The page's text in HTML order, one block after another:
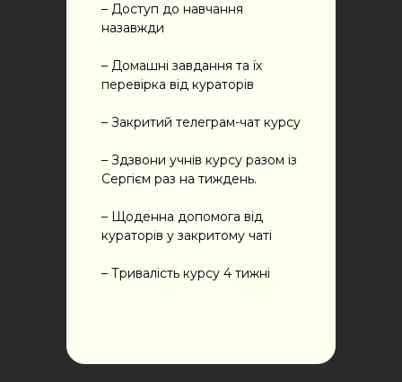
– Доступ до навчання
назавжди
– Домашні завдання та їх
перевірка від кураторів
– Закритий телеграм-чат курсу
– Здзвони учнів курсу разом із
Сергієм раз на тиждень.
– Щоденна допомога від
кураторів у закритому чаті
– Тривалість курсу 4 тижні